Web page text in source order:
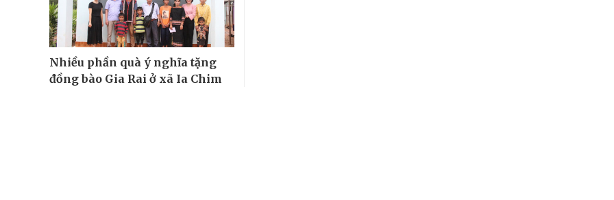
Nhiều phần quà ý nghĩa tặng
đồng bào Gia Rai ở xã Ia Chim